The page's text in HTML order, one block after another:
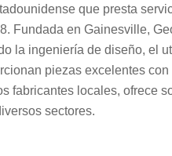
que presta
Fundada en Gainesville,
la ingeniería de diseño, el
piezas excelentes
fabricantes locales, ofrece
sectores.